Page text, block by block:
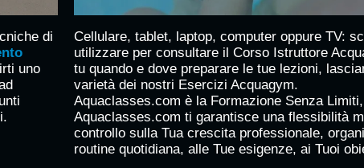
di
uno
Cellulare, tablet, laptop, computer oppure TV:
utilizzare per consultare il Corso Istruttore
tu quando e dove preparare le tue lezioni,
varietà dei nostri Esercizi Acquagym.
Aquaclasses.com è la Formazione Senza
Aquaclasses.com ti garantisce una flessibilità
controllo sulla Tua crescita professionale,
routine quotidiana, alle Tue esigenze, ai Tuoi